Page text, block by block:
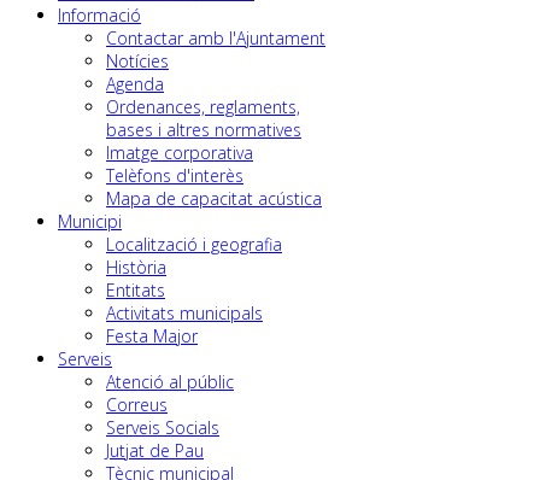
Informació
Contactar amb l'Ajuntament
Notícies
Agenda
Ordenances, reglaments,
bases i altres normatives
Imatge corporativa
Telèfons d'interès
Mapa de capacitat acústica
Municipi
Localització i geografia
Història
Entitats
Activitats municipals
Festa Major
Serveis
Atenció al públic
Correus
Serveis Socials
Jutjat de Pau
Tècnic municipal